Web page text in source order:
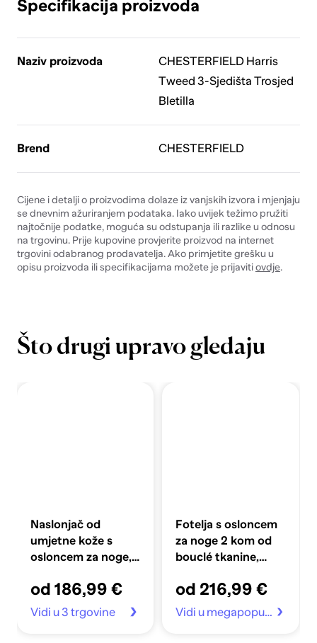
Specifikacija proizvoda
Naziv proizvoda
CHESTERFIELD Harris
Tweed 3-Sjedišta Trosjed
Bletilla
Brend CHESTERFIELD
Cijene i detalji o proizvodima dolaze iz vanjskih izvora i mjenjaju
se dnevnim ažuriranjem podataka. Iako uvijek težimo pružiti
najtočnije podatke, moguća su odstupanja ili razlike u odnosu
na trgovinu. Prije kupovine provjerite proizvod na internet
trgovini odabranog prodavatelja. Ako primjetite grešku u
opisu proizvoda ili specifikacijama možete je prijavitiovdje.
Što drugi upravo gledaju
Naslonjač od
umjetne kože s
osloncem za noge,
od 186,99 €
Vidi u 3 trgovine
Fotelja s osloncem
za noge 2 kom od
bouclé tkanine,
od 216,99 €
Vidi u megapopust.hr